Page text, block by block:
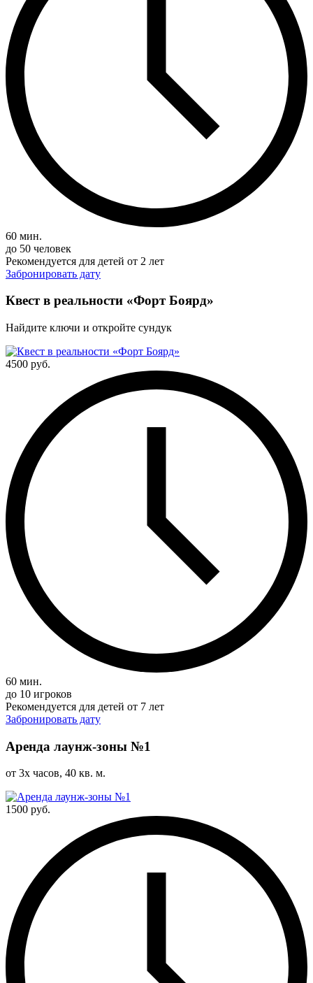
60 мин.
до 50 человек
Рекомендуется для детей от 2 лет
Забронировать дату
Квест в реальности «Форт Боярд»
Найдите ключи и откройте сундук
4500 руб.
60 мин.
до 10 игроков
Рекомендуется для детей от 7 лет
Забронировать дату
Аренда лаунж-зоны №1
от 3х часов, 40 кв. м.
1500 руб.